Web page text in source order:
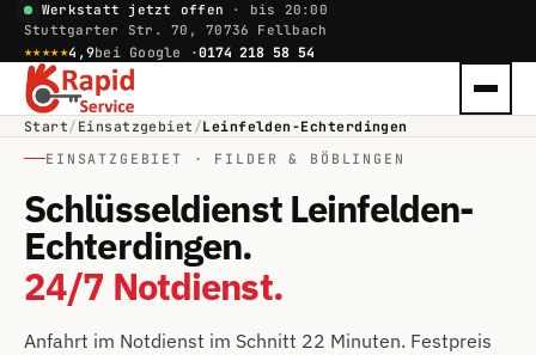
Werkstatt jetzt offen · bis 20:00
Stuttgarter Str. 70, 70736 Fellbach
★★★★★4,9bei Google ·0174 218 58 54
Start/ Einsatzgebiet /Leinfelden-Echterdingen
EINSATZGEBIET · FILDER & BÖBLINGEN
Schlüsseldienst Leinfelden-
Echterdingen.
24/7 Notdienst.
Anfahrt im Notdienst im Schnitt 22 Minuten. Festpreis